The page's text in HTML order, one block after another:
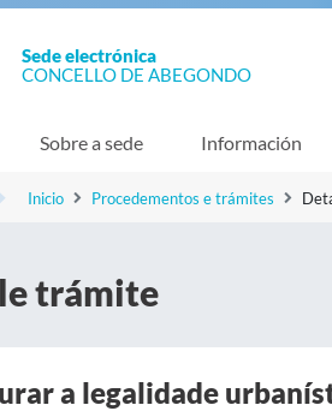
Sede electrónica
CONCELLO DE ABEGONDO
Sobre a sede Información
Inicio Procedementos e trámites
trámite
a legalidade